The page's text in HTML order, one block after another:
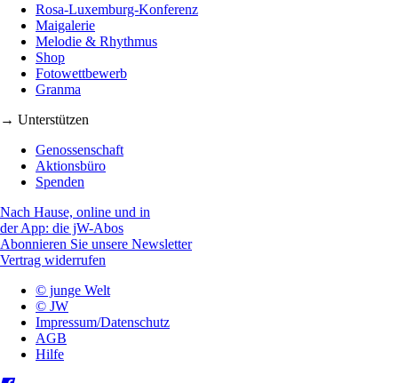
Rosa-Luxemburg-Konferenz
Maigalerie
Melodie & Rhythmus
Shop
Fotowettbewerb
Granma
→ Unterstützen
Genossenschaft
Aktionsbüro
Spenden
Nach Hause, online und in
der App: die jW-Abos
Abonnieren Sie unsere Newsletter
Vertrag widerrufen
© junge Welt
© JW
Impressum/Datenschutz
AGB
Hilfe